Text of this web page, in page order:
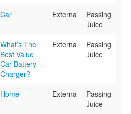
Car Externa
Passing
Juice
What’s The
Best Value
Car Battery
Charger?
Externa
Passing
Juice
Home Externa
Passing
Juice